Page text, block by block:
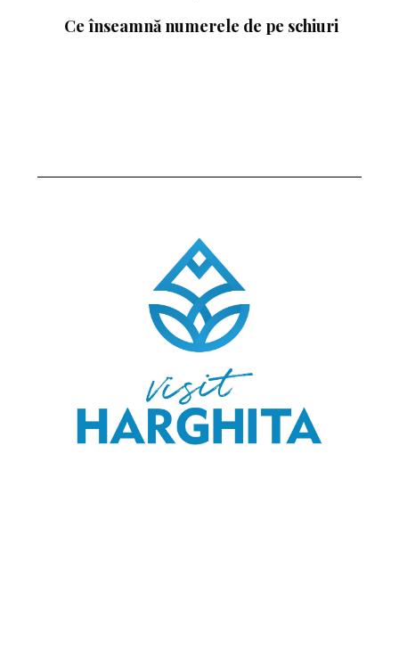
Ce înseamnă numerele de pe schiuri